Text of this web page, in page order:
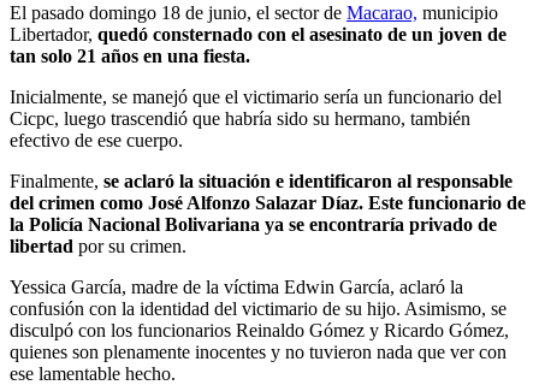
El pasado domingo 18 de junio, el sector de Macarao, municipio
Libertador, quedó consternado con el asesinato de un joven de
tan solo 21 años en una fiesta.
Inicialmente, se manejó que el victimario sería un funcionario del
Cicpc, luego trascendió que habría sido su hermano, también
efectivo de ese cuerpo.
Finalmente, se aclaró la situación e identificaron al responsable
del crimen como José Alfonzo Salazar Díaz. Este funcionario de
la Policía Nacional Bolivariana ya se encontraría privado de
libertad por su crimen.
Yessica García, madre de la víctima Edwin García, aclaró la
confusión con la identidad del victimario de su hijo. Asimismo, se
disculpó con los funcionarios Reinaldo Gómez y Ricardo Gómez,
quienes son plenamente inocentes y no tuvieron nada que ver con
ese lamentable hecho.